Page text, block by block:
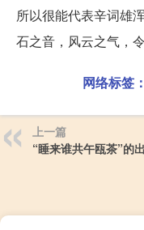
所以很能代表辛词雄
石之音，风云之气，
网络标签：
上一篇
“睡来谁共午瓯茶”的